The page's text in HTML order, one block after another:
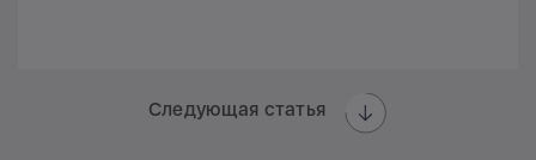
Следующая статья